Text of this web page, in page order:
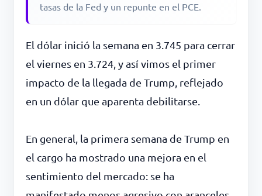
tasas de la Fed y un repunte en el PCE.
El dólar inició la semana en 3.745 para cerrar
el viernes en 3.724, y así vimos el primer
impacto de la llegada de Trump, reflejado
en un dólar que aparenta debilitarse.
En general, la primera semana de Trump en
el cargo ha mostrado una mejora en el
sentimiento del mercado: se ha